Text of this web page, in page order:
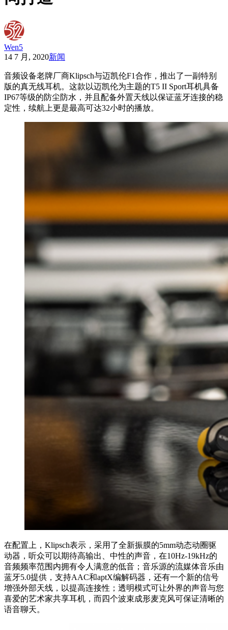
Wen5
14 7 月, 2020新闻
音频设备老牌厂商Klipsch与迈凯伦F1合作，推出了一副特别
版的真无线耳机。这款以迈凯伦为主题的T5 II Sport耳机具备
IP67等级的防尘防水，并且配备外置天线以保证蓝牙连接的稳
定性，续航上更是最高可达32小时的播放。
在配置上，Klipsch表示，采用了全新振膜的5mm动态动圈驱
动器，听众可以期待高输出、中性的声音，在10Hz-19kHz的
音频频率范围内拥有令人满意的低音；音乐源的流媒体音乐由
蓝牙5.0提供，支持AAC和aptX编解码器，还有一个新的信号
增强外部天线，以提高连接性；透明模式可让外界的声音与您
喜爱的艺术家共享耳机，而四个波束成形麦克风可保证清晰的
语音聊天。